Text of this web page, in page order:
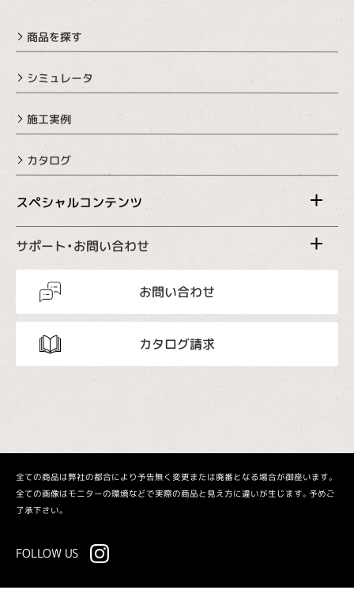
商品を探す
シミュレータ
施工実例
カタログ
スペシャルコンテンツ
サポート・お問い合わせ
お問い合わせ
カタログ請求
全ての商品は弊社の都合により予告無く変更または廃番となる場合が御座います。
全ての画像はモニターの環境などで実際の商品と見え方に違いが生じます。予めご
了承下さい。
FOLLOW US